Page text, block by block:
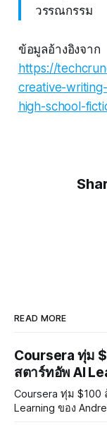
วรรณกรรม
ข้อมูลอ้างอิงจาก
https://
creative-
high-school-
READ MORE
Coursera ทุ่ม
สตาร์ทอัพ AI
Coursera ทุ่ม $100
Learning ของ